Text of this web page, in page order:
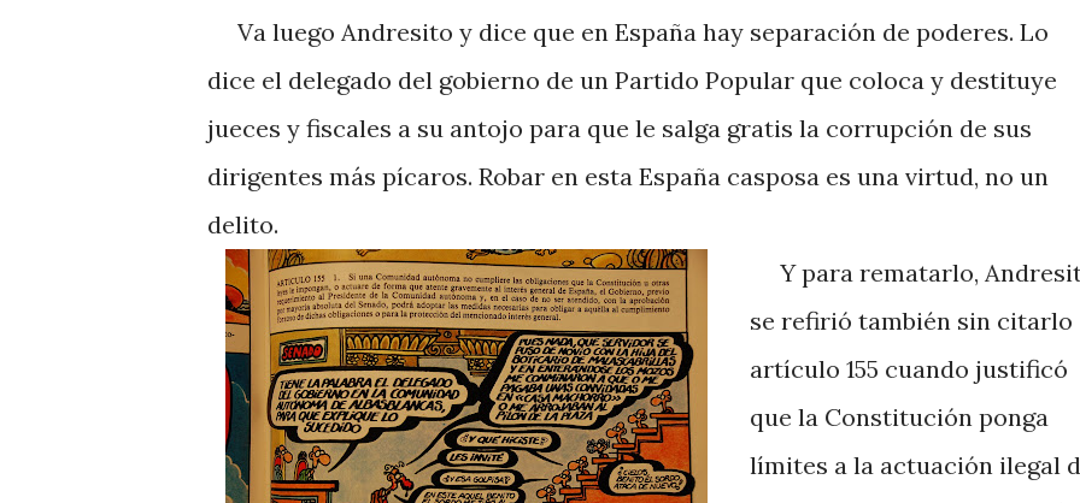
Va luego Andresito y dice que en España hay separación de poderes. Lo
dice el delegado del gobierno de un Partido Popular que coloca y destituye
jueces y fiscales a su antojo para que le salga gratis la corrupción de sus
dirigentes más pícaros. Robar en esta España casposa es una virtud, no un
delito.
Y para rematarlo,
se refirió también sin citarlo
artículo 155 cuando justificó
que la Constitución ponga
límites a la actuación ilegal